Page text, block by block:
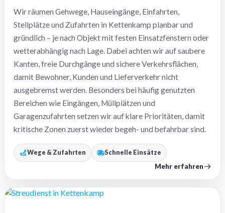
Wir räumen Gehwege, Hauseingänge, Einfahrten,
Stellplätze und Zufahrten in Kettenkamp planbar und
gründlich – je nach Objekt mit festen Einsatzfenstern oder
wetterabhängig nach Lage. Dabei achten wir auf saubere
Kanten, freie Durchgänge und sichere Verkehrsflächen,
damit Bewohner, Kunden und Lieferverkehr nicht
ausgebremst werden. Besonders bei häufig genutzten
Bereichen wie Eingängen, Müllplätzen und
Garagenzufahrten setzen wir auf klare Prioritäten, damit
kritische Zonen zuerst wieder begeh- und befahrbar sind.
Wege & Zufahrten Schnelle Einsätze
Mehr erfahren